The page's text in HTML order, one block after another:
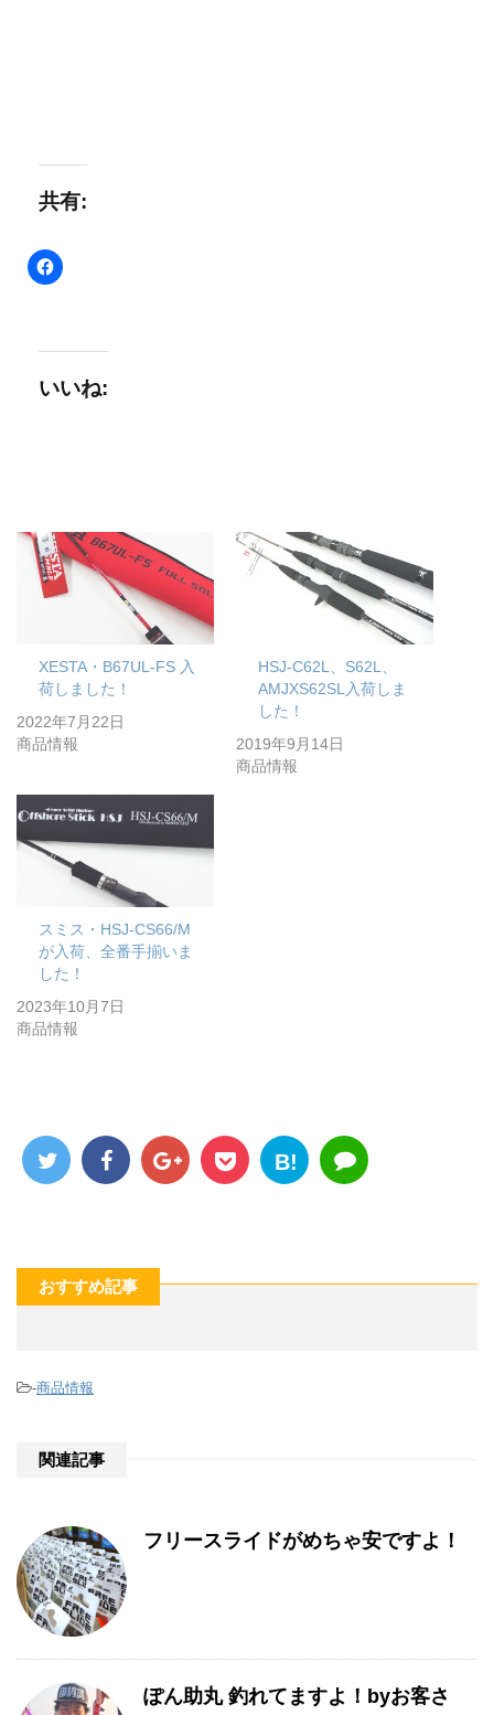
共有:
いいね:
XESTA・B67UL-FS 入
荷しました！
2022年7月22日
商品情報
HSJ-C62L、S62L、
AMJXS62SL入荷しま
した！
2019年9月14日
商品情報
スミス・HSJ-CS66/M
が入荷、全番手揃いま
した！
2023年10月7日
商品情報
B!
おすすめ記事
-商品情報
関連記事
フリースライドがめちゃ安ですよ！
ぽん助丸 釣れてますよ！byお客さ